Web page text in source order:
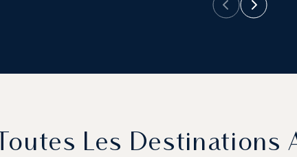
Toutes Les Destinations